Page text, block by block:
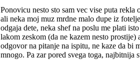
Ponovicu nesto sto sam vec vise puta
ali neka moj muz mrdne malo dupe iz
odgaja dete, neka shef na poslu me plati
lakom zeskom (da ne kazem nesto
odgovor na pitanje na ispitu, ne kaze da bi
mnogo. Pa zar pored svega toga,